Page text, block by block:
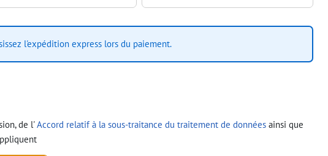
l'expédition express lors du paiement.
de l'Accord relatif à la sous-traitance du traitement de données ainsi que